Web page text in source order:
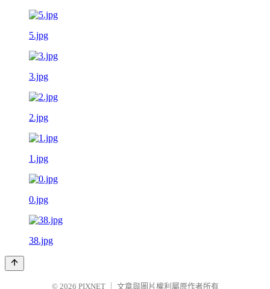
5.jpg
3.jpg
2.jpg
1.jpg
0.jpg
38.jpg
© 2026 PIXNET 文章與圖片權利屬原作者所有